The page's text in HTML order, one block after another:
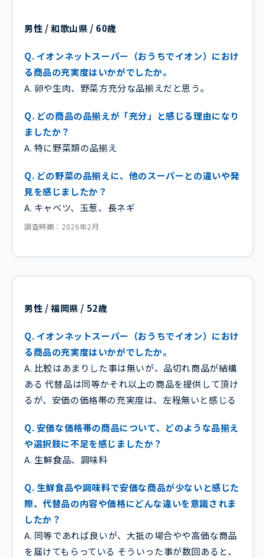
男性 / 和歌山県 / 60歳
Q. イオンネットスーパー（おうちでイオン）におけ
る商品の充実度はいかがでしたか。
A. 卵や生肉、野菜方充分な品揃えだと思う。
Q. どの商品の品揃えが「充分」と感じる理由になり
ましたか？
A. 特に野菜類の品揃え
Q. どの野菜の品揃えに、他のスーパーとの違いや発
見を感じましたか？
A. キャベツ、玉葱、長ネギ
調査時期：2026年2月
男性 / 福岡県 / 52歳
Q. イオンネットスーパー（おうちでイオン）におけ
る商品の充実度はいかがでしたか。
A. 比較はあまりした事は無いが、品切れ商品が結構
ある 代替品は同等かそれ以上の商品を提供して頂け
るが、安価の価格帯の充実度は、左程無いと感じる
Q. 安価な価格帯の商品について、どのような品揃え
や選択肢に不足を感じましたか？
A. 生鮮食品、調味料
Q. 生鮮食品や調味料で安価な商品が少ないと感じた
際、代替品の内容や価格にどんな違いを意識されま
したか？
A. 同等であれば良いが、大抵の場合やや高価な商品
を届けてもらっている そういった事が数回あると、